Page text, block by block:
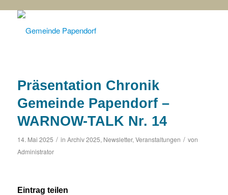
Präsentation Chronik
Gemeinde Papendorf –
WARNOW-TALK Nr. 14
14. Mai 2025 / in Archiv 2025, Newsletter, Veranstaltungen / von
Administrator
Eintrag teilen